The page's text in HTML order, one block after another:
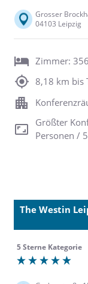
Grosser
04103 Leipzig
Zimmer: 356
8,18 km bis
Größter
Personen /
The Westin
5 Sterne Kategorie